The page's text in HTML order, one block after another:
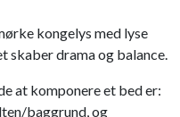
kongelys med lyse
skaber drama og balance.
at komponere et bed er:
baggrund, og